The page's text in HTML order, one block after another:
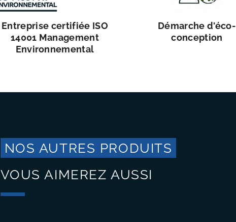
Entreprise certifiée ISO
14001 Management
Environnemental
Démarche d'éco-
conception
NOS AUTRES PRODUITS
VOUS AIMEREZ AUSSI